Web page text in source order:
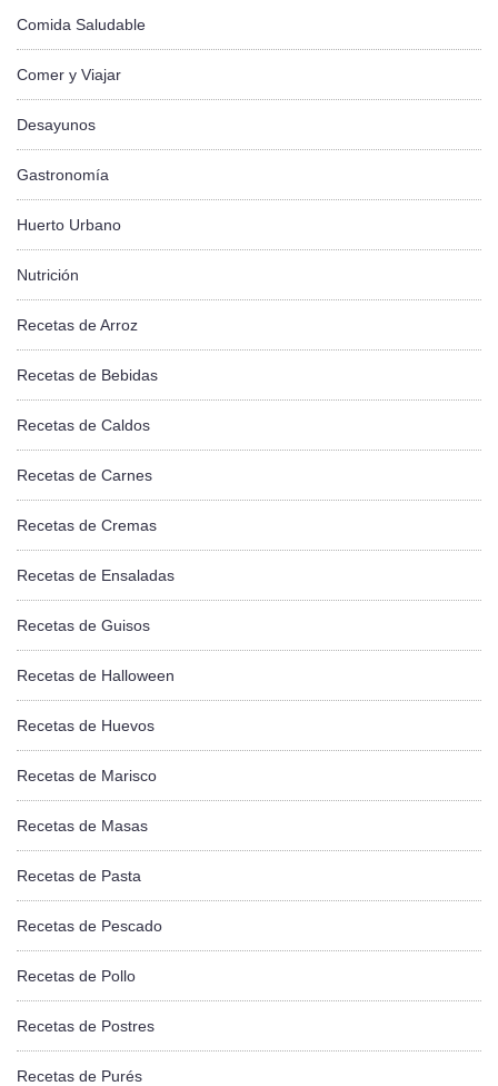
Comida Saludable
Comer y Viajar
Desayunos
Gastronomía
Huerto Urbano
Nutrición
Recetas de Arroz
Recetas de Bebidas
Recetas de Caldos
Recetas de Carnes
Recetas de Cremas
Recetas de Ensaladas
Recetas de Guisos
Recetas de Halloween
Recetas de Huevos
Recetas de Marisco
Recetas de Masas
Recetas de Pasta
Recetas de Pescado
Recetas de Pollo
Recetas de Postres
Recetas de Purés